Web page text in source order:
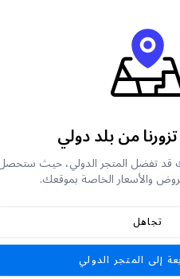
حساب جديد
من بلد دولي
المتجر الدولي، حيث ستحصل
الخاصة بموقعك.
المتجر الدولي